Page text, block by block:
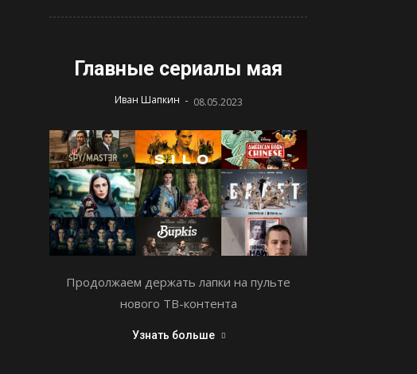
Главные сериалы мая
Иван Шапкин - 08.05.2023
Продолжаем держать лапки на пульте
нового ТВ-контента
Узнать больше